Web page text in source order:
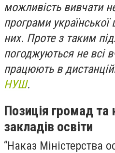
можливість вивчати
програми
них. Проте з таким
погоджуються не всі
працюють в
НУШ.
Позиція громад та
закладів освіти
“Наказ Міністерства